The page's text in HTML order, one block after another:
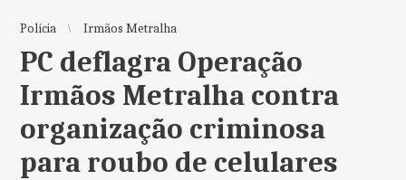
Polícia Irmãos Metralha
PC deflagra Operação
Irmãos Metralha contra
organização criminosa
para roubo de celulares